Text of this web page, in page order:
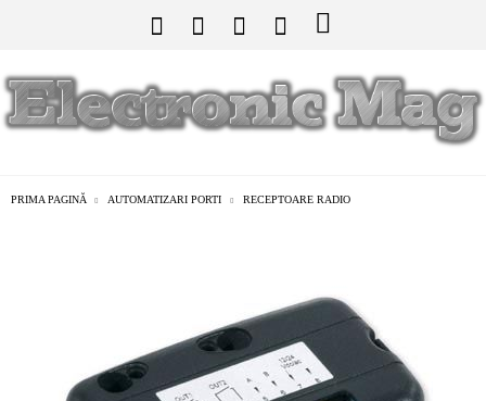
PRIMA PAGINĂ AUTOMATIZARI PORTI RECEPTOARE RADIO